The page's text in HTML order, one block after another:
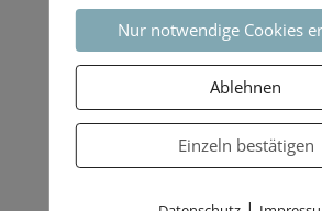
Nur notwendige Cookies
Ablehnen
Einzeln bestätigen